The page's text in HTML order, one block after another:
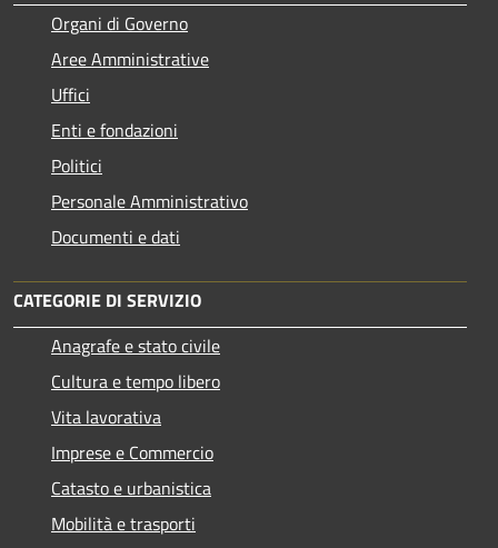
Organi di Governo
Aree Amministrative
Uffici
Enti e fondazioni
Politici
Personale Amministrativo
Documenti e dati
CATEGORIE DI SERVIZIO
Anagrafe e stato civile
Cultura e tempo libero
Vita lavorativa
Imprese e Commercio
Catasto e urbanistica
Mobilità e trasporti